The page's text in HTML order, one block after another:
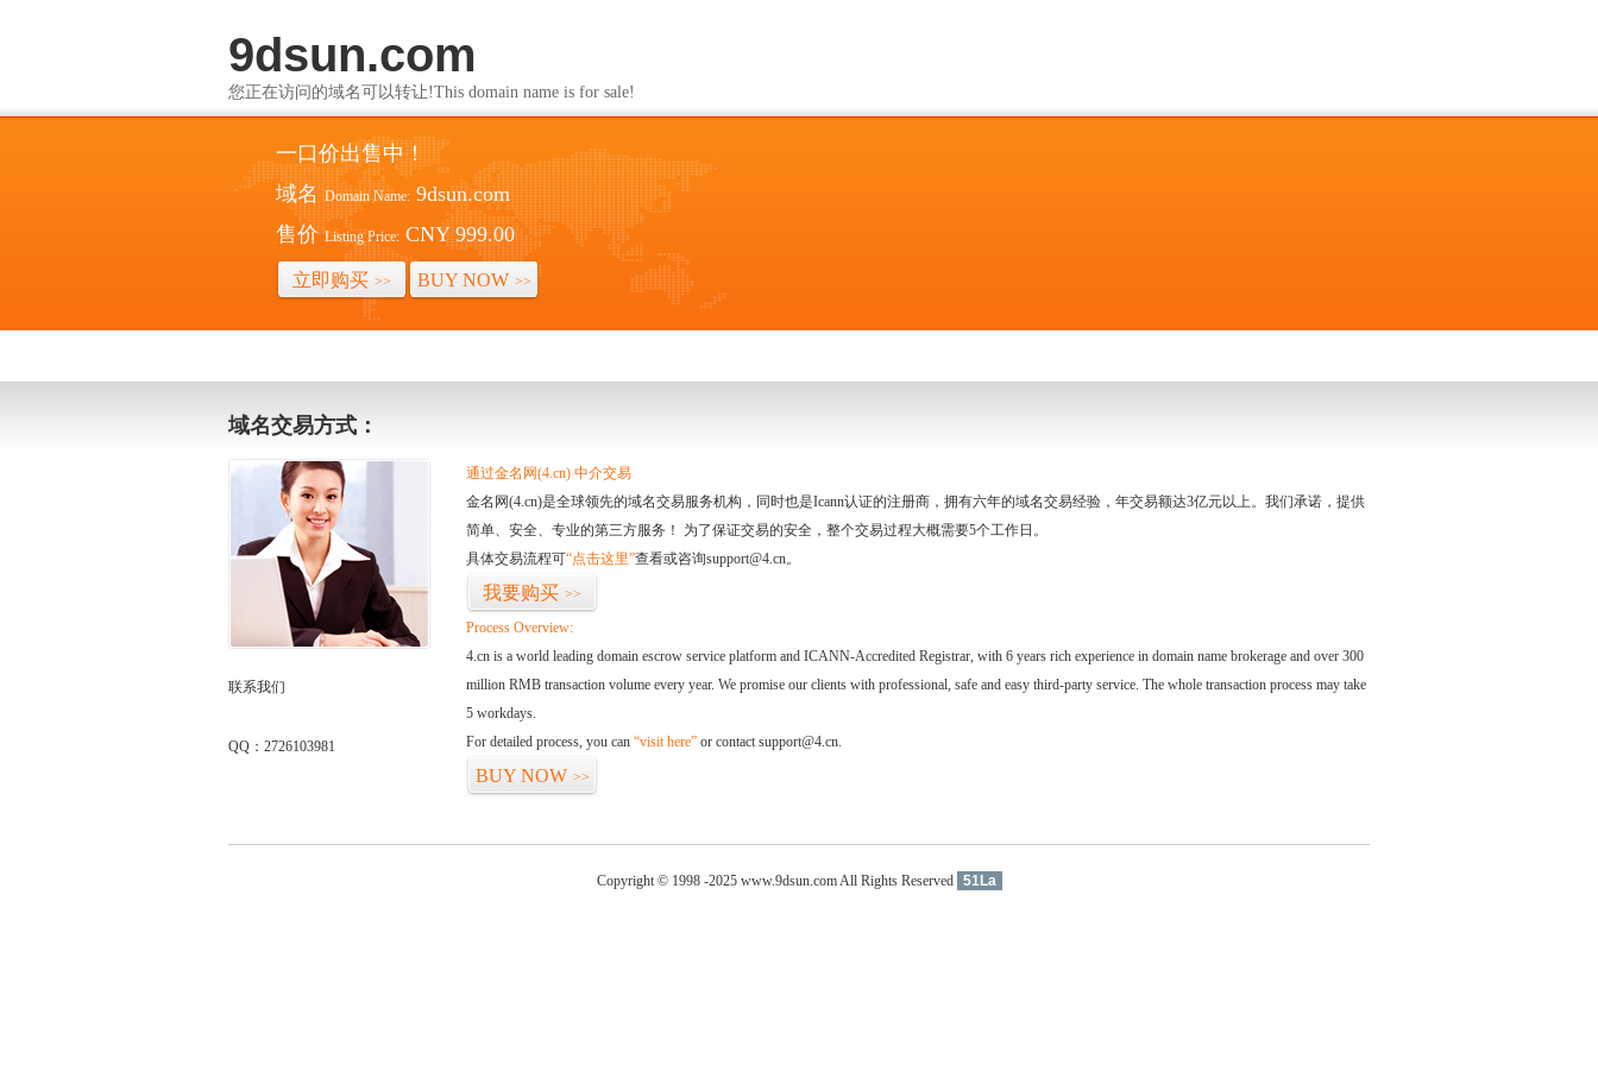
9dsun.com
您正在访问的域名可以转让!This domain name is for sale!
一口价出售中！
域名 Domain Name: 9dsun.com
售价 Listing Price: CNY 999.00
立即购买 >> BUY NOW >>
域名交易方式：
联系我们
QQ：2726103981
通过金名网(4.cn) 中介交易
金名网(4.cn)是全球领先的域名交易服务机构，同时也是Icann认证的注册商，拥有六年的域名交易经验，年交易额达3亿元以上。我们承诺，提供
简单、安全、专业的第三方服务！ 为了保证交易的安全，整个交易过程大概需要5个工作日。
具体交易流程可“点击这里”查看或咨询support@4.cn。
我要购买 >>
Process Overview:
4.cn is a world leading domain escrow service platform and ICANN-Accredited Registrar, with 6 years rich experience in domain name brokerage and over 300
million RMB transaction volume every year. We promise our clients with professional, safe and easy third-party service. The whole transaction process may take
5 workdays.
For detailed process, you can “visit here” or contact support@4.cn.
BUY NOW >>
Copyright © 1998 -2025 www.9dsun.com All Rights Reserved 51La